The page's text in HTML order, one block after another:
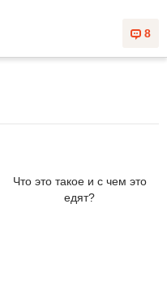
8
Что это такое и с чем это
едят?